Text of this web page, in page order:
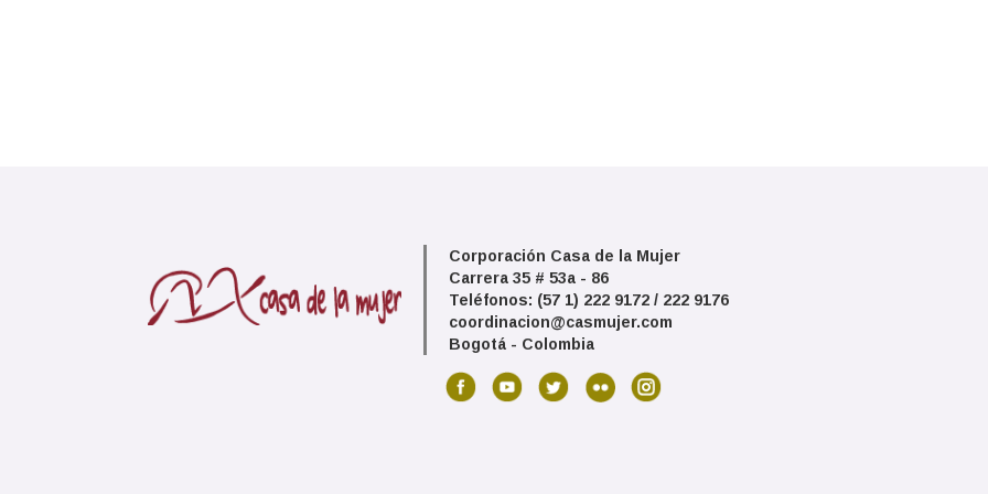
Corporación Casa de la Mujer
Carrera 35 # 53a - 86
Teléfonos: (57 1) 222 9172 / 222 9176
coordinacion@casmujer.com
Bogotá - Colombia